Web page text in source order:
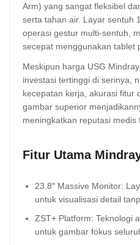
Arm) yang sangat fleksibel
serta tahan air. Layar sentuh
operasi gestur multi-sentuh,
secepat menggunakan tablet
Meskipun harga USG
investasi tertinggi di serinya,
kecepatan kerja, akurasi fitur
gambar superior
meningkatkan reputasi medis
Fitur Utama
23.8″ Massive Monitor:
untuk visualisasi detail
ZST+ Platform: Teknologi
untuk gambar fokus